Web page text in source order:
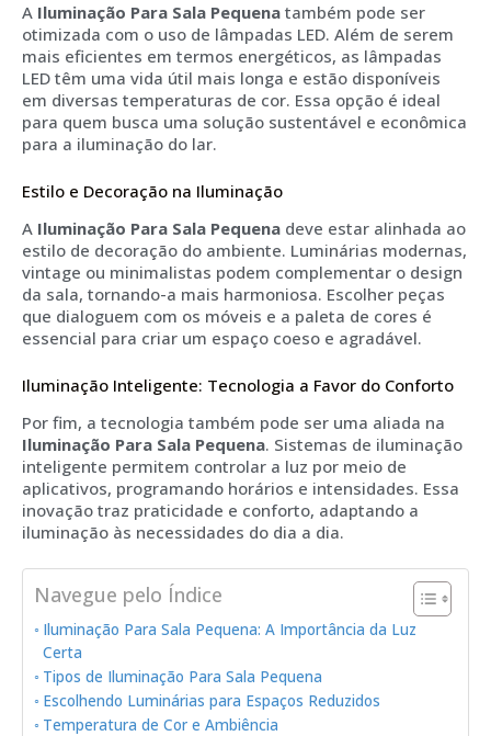
A Iluminação Para Sala Pequena também pode ser
otimizada com o uso de lâmpadas LED. Além de serem
mais eficientes em termos energéticos, as lâmpadas
LED têm uma vida útil mais longa e estão disponíveis
em diversas temperaturas de cor. Essa opção é ideal
para quem busca uma solução sustentável e econômica
para a iluminação do lar.
Estilo e Decoração na Iluminação
A Iluminação Para Sala Pequena deve estar alinhada ao
estilo de decoração do ambiente. Luminárias modernas,
vintage ou minimalistas podem complementar o design
da sala, tornando-a mais harmoniosa. Escolher peças
que dialoguem com os móveis e a paleta de cores é
essencial para criar um espaço coeso e agradável.
Iluminação Inteligente: Tecnologia a Favor do Conforto
Por fim, a tecnologia também pode ser uma aliada na
Iluminação Para Sala Pequena. Sistemas de iluminação
inteligente permitem controlar a luz por meio de
aplicativos, programando horários e intensidades. Essa
inovação traz praticidade e conforto, adaptando a
iluminação às necessidades do dia a dia.
Navegue pelo Índice
Iluminação Para Sala Pequena: A Importância da Luz
Certa
Tipos de Iluminação Para Sala Pequena
Escolhendo Luminárias para Espaços Reduzidos
Temperatura de Cor e Ambiência